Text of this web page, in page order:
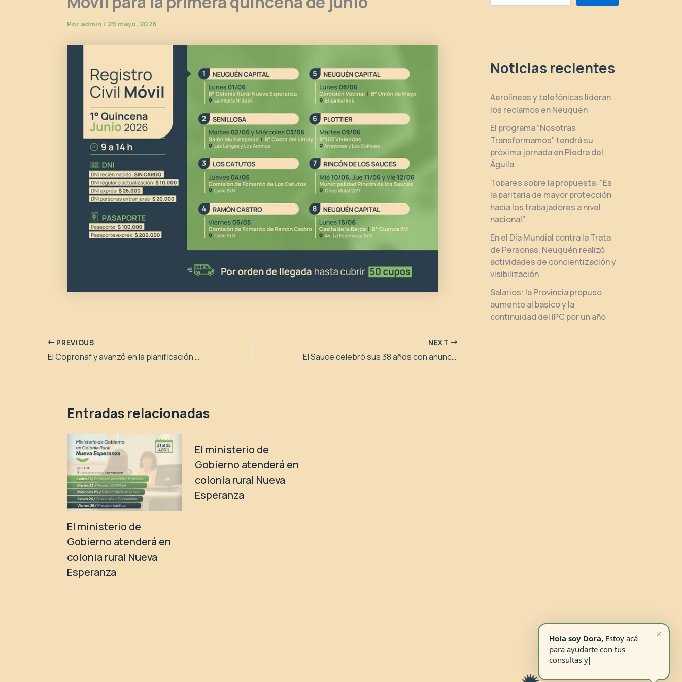
Por admin / 29 mayo, 2026
PREVIOUS
El Copronaf y avanzó en la planificación de políticas de niñez para toda la provincia
NEXT
El Sauce celebró sus 38 años con anuncios de obras, viviendas y fortalecimiento productivo
Entradas relacionadas
El ministerio de
Gobierno atenderá en
colonia rural Nueva
Esperanza
El ministerio de
Gobierno atenderá en
colonia rural Nueva
Esperanza
Noticias recientes
Aerolíneas y telefónicas lideran
los reclamos en Neuquén
El programa “Nosotras
Transformamos” tendrá su
próxima jornada en Piedra del
Águila
Tobares sobre la propuesta: “Es
la paritaria de mayor protección
hacia los trabajadores a nivel
nacional”
En el Día Mundial contra la Trata
de Personas, Neuquén realizó
actividades de concientización y
visibilización
Salarios: la Provincia propuso
aumento al básico y la
continuidad del IPC por un año